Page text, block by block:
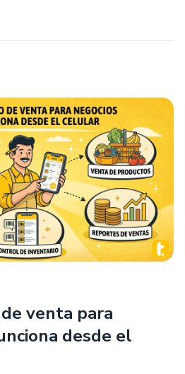
venta para
desde el